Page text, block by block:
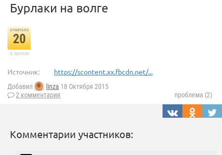
Бурлаки на волге
отметили
20
в архиве
Источник: https://scontent.xx.fbcdn.net/...
Добавил linza 18 Октября 2015
2 комментария
проблема (2)
Комментарии участников: